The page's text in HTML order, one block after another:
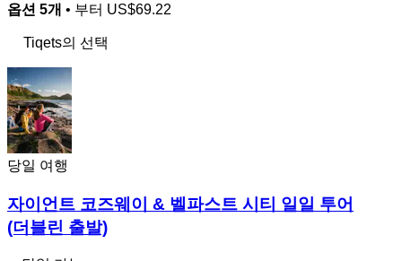
옵션 5개 • 부터 US$69.22
Tiqets의 선택
당일 여행
자이언트 코즈웨이 & 벨파스트 시티 일일 투어
(더블린 출발)